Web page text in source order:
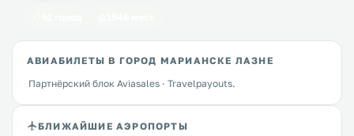
АВИАБИЛЕТЫ В ГОРОД МАРИАНСКЕ ЛАЗНЕ
Партнёрский блок Aviasales · Travelpayouts.
БЛИЖАЙШИЕ АЭРОПОРТЫ